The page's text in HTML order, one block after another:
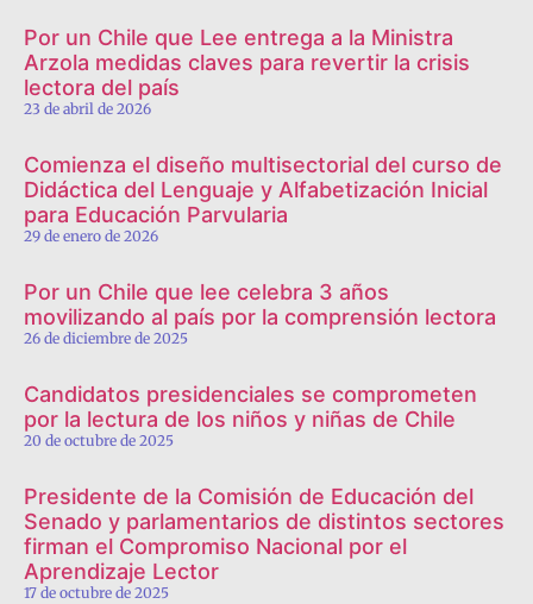
Por un Chile que Lee entrega a la Ministra
Arzola medidas claves para revertir la crisis
lectora del país
23 de abril de 2026
Comienza el diseño multisectorial del curso de
Didáctica del Lenguaje y Alfabetización Inicial
para Educación Parvularia
29 de enero de 2026
Por un Chile que lee celebra 3 años
movilizando al país por la comprensión lectora
26 de diciembre de 2025
Candidatos presidenciales se comprometen
por la lectura de los niños y niñas de Chile
20 de octubre de 2025
Presidente de la Comisión de Educación del
Senado y parlamentarios de distintos sectores
firman el Compromiso Nacional por el
Aprendizaje Lector
17 de octubre de 2025